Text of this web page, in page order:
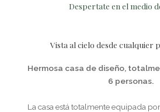
Despertate en el medio
Vista al cielo desde cualquier
Hermosa casa de diseño,
6 personas.
La casa está totalmente equipada